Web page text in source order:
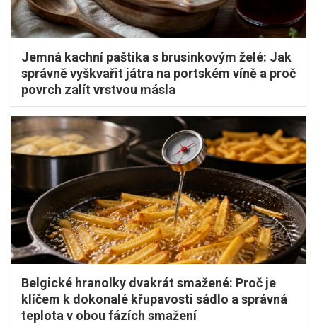
Jemná kachní paštika s brusinkovým želé: Jak
správně vyškvařit játra na portském víně a proč
povrch zalít vrstvou másla
Belgické hranolky dvakrát smažené: Proč je
klíčem k dokonalé křupavosti sádlo a správná
teplota v obou fázích smažení